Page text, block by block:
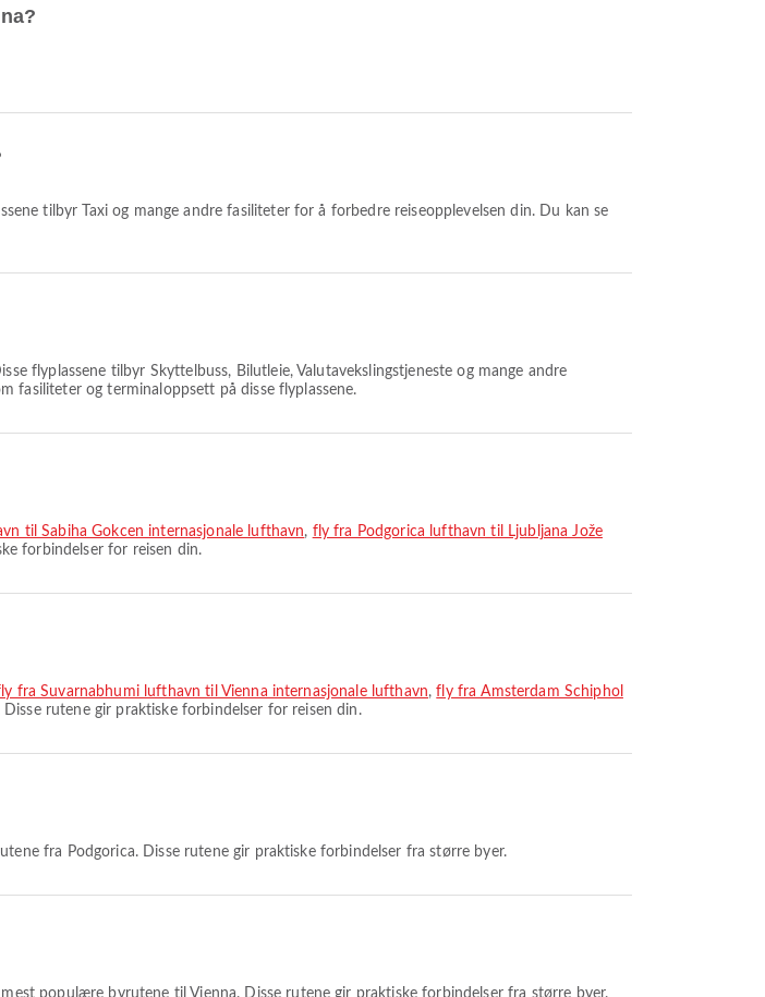
tilbyr Taxi og mange andre fasiliteter for å forbedre reiseopplevelsen din. Du kan se
flyplassene tilbyr Skyttelbuss, Bilutleie, Valutavekslingstjeneste og mange andre
fasiliteter og terminaloppsett på disse flyplassene.
til Sabiha Gokcen internasjonale lufthavn, fly fra Podgorica lufthavn til Ljubljana Jože
forbindelser for reisen din.
fra Suvarnabhumi lufthavn til Vienna internasjonale lufthavn,fly fra Amsterdam Schiphol
rutene gir praktiske forbindelser for reisen din.
fra Podgorica. Disse rutene gir praktiske forbindelser fra større byer.
populære byrutene til Vienna. Disse rutene gir praktiske forbindelser fra større byer.